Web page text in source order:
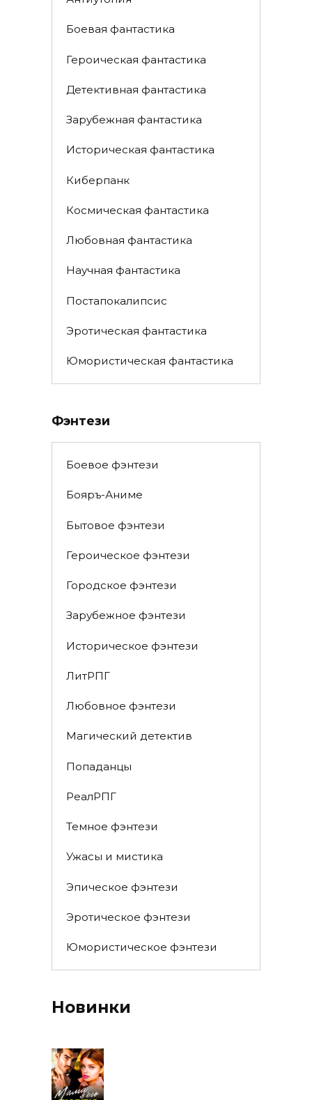
Боевая фантастика
Героическая фантастика
Детективная фантастика
Зарубежная фантастика
Историческая фантастика
Киберпанк
Космическая фантастика
Любовная фантастика
Научная фантастика
Постапокалипсис
Эротическая фантастика
Юмористическая фантастика
Фэнтези
Боевое фэнтези
Бояръ-Аниме
Бытовое фэнтези
Героическое фэнтези
Городское фэнтези
Зарубежное фэнтези
Историческое фэнтези
ЛитРПГ
Любовное фэнтези
Магический детектив
Попаданцы
РеалРПГ
Темное фэнтези
Ужасы и мистика
Эпическое фэнтези
Эротическое фэнтези
Юмористическое фэнтези
Новинки